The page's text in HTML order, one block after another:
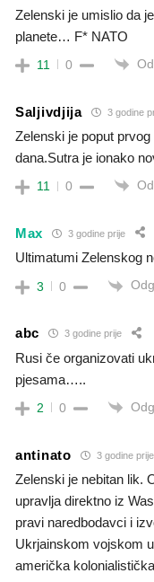
Zelenski je umislio da
planete… F* NATO
11 0
Saljivdjija 3 godine
Zelenski je poput
dana.Sutra je ionako
11 0
Max 3 godine prije
Ultimatumi Zelenskog
3 0
abc 3 godine prije
Rusi če organizovati
pjesama…..
2 0
antinato 3 godine prije
Zelenski je nebitan lik.
upravlja direktno iz
pravi naredbodavci i
Ukrjainskom vojskom
američka